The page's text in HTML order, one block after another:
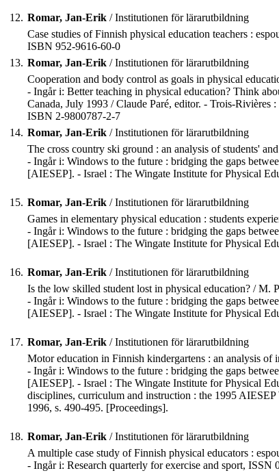
12. Romar, Jan-Erik / Institutionen för lärarutbildning
Case studies of Finnish physical education teachers :
ISBN 952-9616-60-0
13. Romar, Jan-Erik / Institutionen för lärarutbildning
Cooperation and body control as goals in physical
- Ingår i: Better teaching in physical education? Think
Canada, July 1993 / Claude Paré, editor. - Trois-Rivières
ISBN 2-9800787-2-7
14. Romar, Jan-Erik / Institutionen för lärarutbildning
The cross country ski ground : an analysis of students'
- Ingår i: Windows to the future : bridging the gaps
[AIESEP]. - Israel : The Wingate Institute for Physical
15. Romar, Jan-Erik / Institutionen för lärarutbildning
Games in elementary physical education : students
- Ingår i: Windows to the future : bridging the gaps
[AIESEP]. - Israel : The Wingate Institute for Physical
16. Romar, Jan-Erik / Institutionen för lärarutbildning
Is the low skilled student lost in physical education? / M.
- Ingår i: Windows to the future : bridging the gaps
[AIESEP]. - Israel : The Wingate Institute for Physical
17. Romar, Jan-Erik / Institutionen för lärarutbildning
Motor education in Finnish kindergartens : an analysis
- Ingår i: Windows to the future : bridging the gaps
[AIESEP]. - Israel : The Wingate Institute for Physical
disciplines, curriculum and instruction : the 1995
1996, s. 490-495. [Proceedings].
18. Romar, Jan-Erik / Institutionen för lärarutbildning
A multiple case study of Finnish physical educators :
- Ingår i: Research quarterly for exercise and sport,